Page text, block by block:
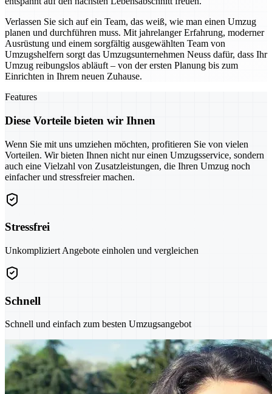
Verlassen Sie sich auf ein Team, das weiß, wie man einen Umzug
planen und durchführen muss. Mit jahrelanger Erfahrung, moderner
Ausrüstung und einem sorgfältig ausgewählten Team von
Umzugshelfern sorgt das Umzugsunternehmen Neuss dafür, dass Ihr
Umzug reibungslos abläuft – von der ersten Planung bis zum
Einrichten in Ihrem neuen Zuhause.
Features
Diese Vorteile bieten wir Ihnen
Wenn Sie mit uns umziehen möchten, profitieren Sie von vielen
Vorteilen. Wir bieten Ihnen nicht nur einen Umzugsservice, sondern
auch eine Vielzahl von Zusatzleistungen, die Ihren Umzug noch
einfacher und stressfreier machen.
Stressfrei
Unkompliziert Angebote einholen und vergleichen
Schnell
Schnell und einfach zum besten Umzugsangebot